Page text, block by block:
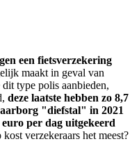
een fietsverzekering
maakt in geval van
type polis aanbieden,
deze laatste hebben zo 8,7
"diefstal" in 2021
euro per dag uitgekeerd
verzekeraars het meest?